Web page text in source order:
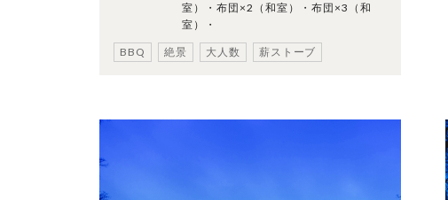
室）・布団×2（和室）・布団×3（和
室）・
BBQ 絶景 大人数 薪ストーブ